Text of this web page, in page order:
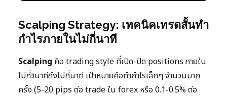
Scalping Strategy: เทคนิคเทรดสั้นทำ
กำไรภายในไม่กี่นาที
Scalping คือ trading style ที่เปิด-ปิด positions ภายใน
ไม่กี่วินาทีถึงไม่กี่นาที เป้าหมายคือทำกำไรเล็กๆ จำนวนมาก
ครั้ง (5-20 pips ต่อ trade ใน forex หรือ 0.1-0.5% ต่อ